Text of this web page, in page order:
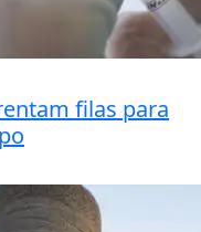
filas para